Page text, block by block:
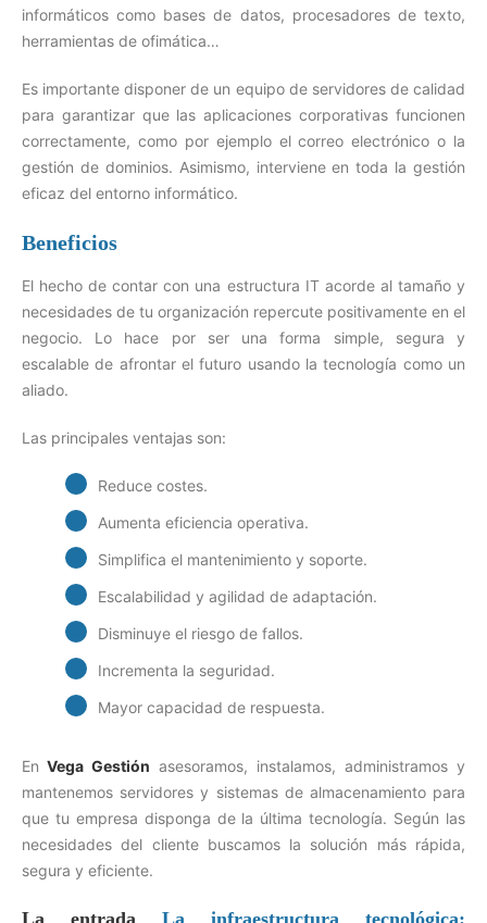
informáticos como bases de datos, procesadores de texto,
herramientas de ofimática…
Es importante disponer de un equipo de servidores de calidad
para garantizar que las aplicaciones corporativas funcionen
correctamente, como por ejemplo el correo electrónico o la
gestión de dominios. Asimismo, interviene en toda la gestión
eficaz del entorno informático.
Beneficios
El hecho de contar con una estructura IT acorde al tamaño y
necesidades de tu organización repercute positivamente en el
negocio. Lo hace por ser una forma simple, segura y
escalable de afrontar el futuro usando la tecnología como un
aliado.
Las principales ventajas son:
Reduce costes.
Aumenta eficiencia operativa.
Simplifica el mantenimiento y soporte.
Escalabilidad y agilidad de adaptación.
Disminuye el riesgo de fallos.
Incrementa la seguridad.
Mayor capacidad de respuesta.
En Vega Gestión asesoramos, instalamos, administramos y
mantenemos servidores y sistemas de almacenamiento para
que tu empresa disponga de la última tecnología. Según las
necesidades del cliente buscamos la solución más rápida,
segura y eficiente.